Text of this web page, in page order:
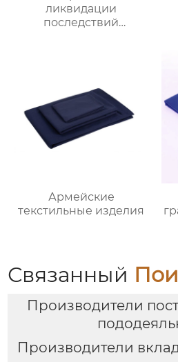
ликвидации
последствий
Армейские
текстильные изделия
Связанный
Производители
Производители